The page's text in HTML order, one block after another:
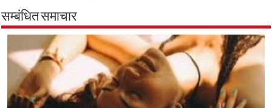
सम्बंधित समाचार